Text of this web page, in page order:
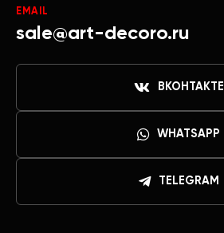
EMAIL
sale@art-decoro.ru
ВКОНТАКТЕ
WHATSAPP
TELEGRAM